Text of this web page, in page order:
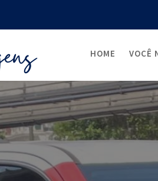
HOME VOCÊ